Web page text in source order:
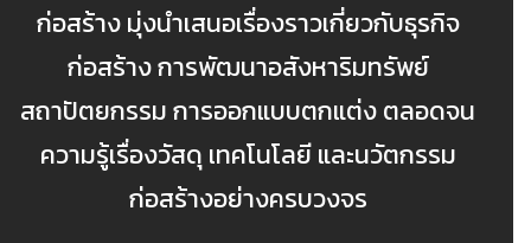
ก่อสร้าง มุ่งนำเสนอเรื่องราวเกี่ยวกับธุรกิจ
ก่อสร้าง การพัฒนาอสังหาริมทรัพย์
สถาปัตยกรรม การออกแบบตกแต่ง ตลอดจน
ความรู้เรื่องวัสดุ เทคโนโลยี และนวัตกรรม
ก่อสร้างอย่างครบวงจร